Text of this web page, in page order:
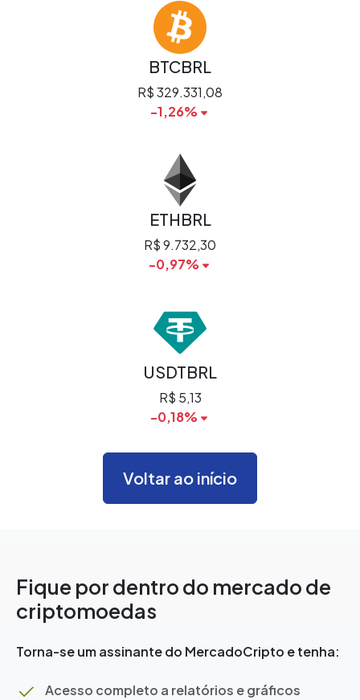
BTCBRL
R$ 329.331,08
-1,26%
ETHBRL
R$ 9.732,30
-0,97%
USDTBRL
R$ 5,13
-0,18%
Voltar ao início
Fique por dentro do mercado de
criptomoedas
Torna-se um assinante do MercadoCripto e tenha:
Acesso completo a relatórios e gráficos